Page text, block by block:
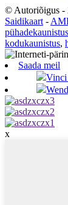
© Autoriõigus -
Saidikaart -
kodukaunistus,
Saada meil
x